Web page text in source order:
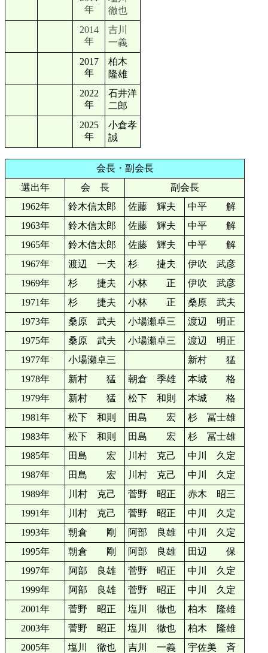
年
徹也
2014
年
吉川
一義
2017
年
柏木
隆雄
2022
年
石井洋
二郎
2025
年
小倉孝
誠
会長・副会長
選出年
会 長
副会長
1962年
鈴木信太郎 佐藤 輝夫
中平 解
1963年
鈴木信太郎 佐藤 輝夫
中平 解
1965年
鈴木信太郎 佐藤 輝夫
中平 解
1967年
渡辺 一夫 杉 捷夫
伊吹 武彦
1969年
杉 捷夫 小林 正
伊吹 武彦
1971年
杉 捷夫 小林 正
桑原 武夫
1973年
桑原 武夫 小場瀬卓三
渡辺 明正
1975年
桑原 武夫 小場瀬卓三
渡辺 明正
1977年
小場瀬卓三
新村 猛
1978年
新村 猛 朝倉 季雄
本城 格
1979年
新村 猛 松下 和則
本城 格
1981年
松下 和則 田島 宏
杉 冨士雄
1983年
松下 和則 田島 宏
杉 冨士雄
1985年
田島 宏 川村 克己
中川 久定
1987年
田島 宏 川村 克己
中川 久定
1989年
川村 克己 菅野 昭正
赤木 昭三
1991年
川村 克己 菅野 昭正
中川 久定
1993年
朝倉 剛 阿部 良雄
中川 久定
1995年
朝倉 剛 阿部 良雄
田辺 保
1997年
阿部 良雄 菅野 昭正
中川 久定
1999年
阿部 良雄 菅野 昭正
中川 久定
2001年
菅野 昭正 塩川 徹也
柏木 隆雄
2003年
菅野 昭正 塩川 徹也
柏木 隆雄
2005年
塩川 徹也 吉川 一義
宇佐美 斉